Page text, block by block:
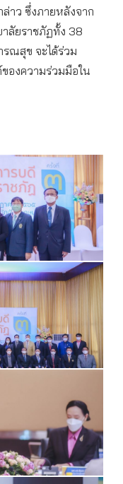
าว ซึ่งภายหลังจาก
ลัยราชภัฏทั้ง 38
รณสุข จะได้ร่วม
องความร่วมมือใน